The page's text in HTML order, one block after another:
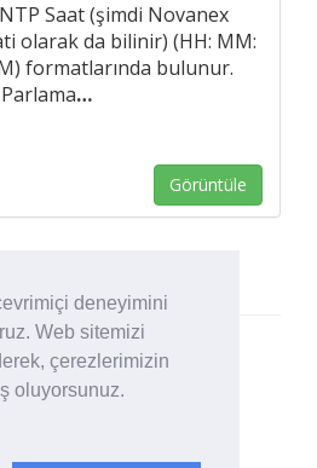
deneyimini
Web sitemizi
çerezlerimizin
oluyorsunuz.
Saat (şimdi Novanex
olarak da bilinir) (HH: MM:
formatlarında bulunur.
Parlama…
Görüntüle